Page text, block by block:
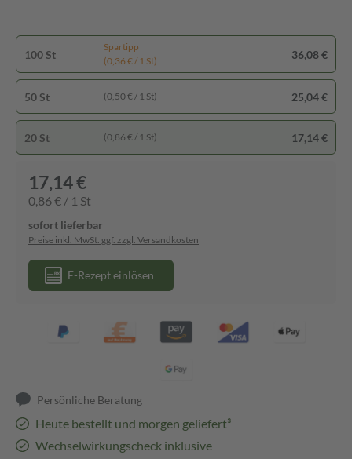
100 St
Spartipp
(0,36 € / 1 St)
36,08 €
50 St (0,50 € / 1 St) 25,04 €
20 St (0,86 € / 1 St) 17,14 €
17,14 €
0,86 € / 1 St
sofort lieferbar
Preise inkl. MwSt. ggf. zzgl. Versandkosten
E-Rezept einlösen
Persönliche Beratung
Heute bestellt und morgen geliefert³
Wechselwirkungscheck inklusive